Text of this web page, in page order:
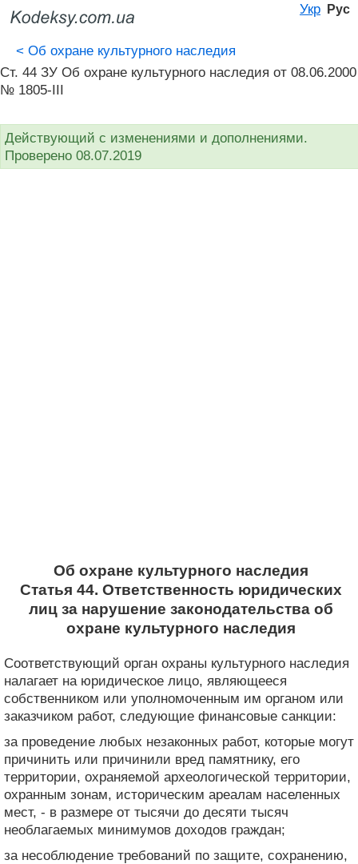
Укр Рус
< Об охране культурного наследия
Ст. 44 ЗУ Об охране культурного наследия от 08.06.2000
№ 1805-III
Действующий с изменениями и дополнениями.
Проверено 08.07.2019
Об охране культурного наследия
Статья 44. Ответственность юридических
лиц за нарушение законодательства об
охране культурного наследия
Соответствующий орган охраны культурного наследия
налагает на юридическое лицо, являющееся
собственником или уполномоченным им органом или
заказчиком работ, следующие финансовые санкции:
за проведение любых незаконных работ, которые могут
причинить или причинили вред памятнику, его
территории, охраняемой археологической территории,
охранным зонам, историческим ареалам населенных
мест, - в размере от тысячи до десяти тысяч
необлагаемых минимумов доходов граждан;
за несоблюдение требований по защите, сохранению,